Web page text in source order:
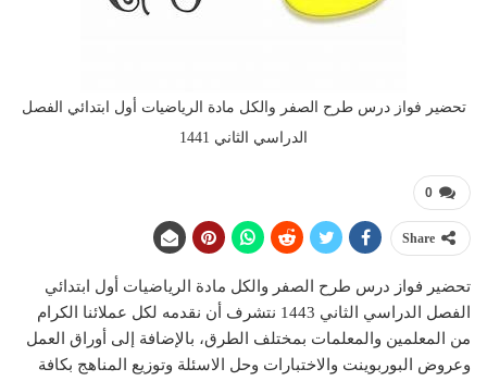
تحضير فواز درس طرح الصفر والكل مادة الرياضيات أول ابتدائي الفصل
الدراسي الثاني 1441
0
Share
تحضير فواز درس طرح الصفر والكل مادة الرياضيات أول ابتدائي
الفصل الدراسي الثاني 1443 نتشرف أن نقدمه لكل عملائنا الكرام
من المعلمين والمعلمات بمختلف الطرق، بالإضافة إلى أوراق العمل
وعروض البوربوينت والاختبارات وحل الاسئلة وتوزيع المناهج بكافة